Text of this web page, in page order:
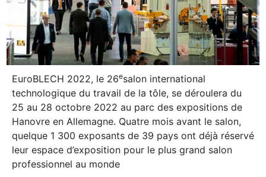
EuroBLECH 2022, le 26esalon international
technologique du travail de la tôle, se déroulera du
25 au 28 octobre 2022 au parc des expositions de
Hanovre en Allemagne. Quatre mois avant le salon,
quelque 1 300 exposants de 39 pays ont déjà réservé
leur espace d’exposition pour le plus grand salon
professionnel au monde